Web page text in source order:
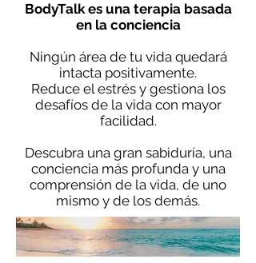
BodyTalk es una terapia basada
en la conciencia
Ningún área de tu vida quedará
intacta positivamente.
Reduce el estrés y gestiona los
desafíos de la vida con mayor
facilidad.
Descubra una gran sabiduría, una
conciencia más profunda y una
comprensión de la vida, de uno
mismo y de los demás.